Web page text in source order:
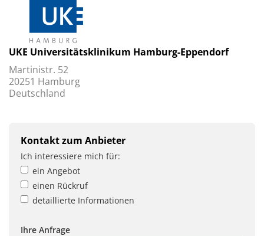
UKE Universitätsklinikum Hamburg-Eppendorf
Martinistr. 52
20251 Hamburg
Deutschland
Kontakt zum Anbieter
Ich interessiere mich für:
ein Angebot
einen Rückruf
detaillierte Informationen
Ihre Anfrage